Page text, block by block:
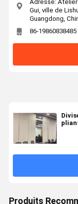
Adresse: Atelier
Gui, ville de
Guangdong,
86-19860838485
Produits